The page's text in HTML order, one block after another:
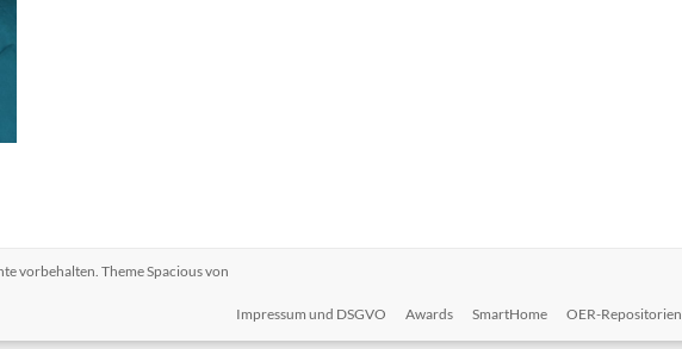
vorbehalten. ThemeSpaciousvon
Impressum und DSGVO
Awards SmartHome OER-Repositorien